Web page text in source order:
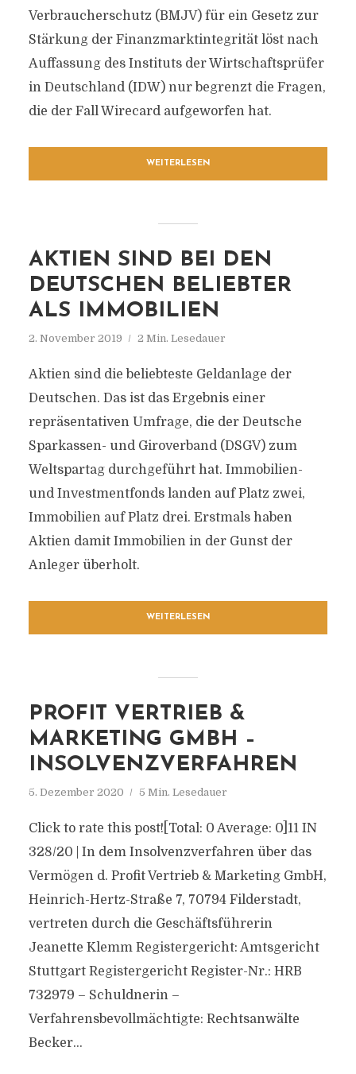
Verbraucherschutz (BMJV) für ein Gesetz zur
Stärkung der Finanzmarktintegrität löst nach
Auffassung des Instituts der Wirtschaftsprüfer
in Deutschland (IDW) nur begrenzt die Fragen,
die der Fall Wirecard aufgeworfen hat.
WEITERLESEN
AKTIEN SIND BEI DEN
DEUTSCHEN BELIEBTER
ALS IMMOBILIEN
2. November 2019 2 Min. Lesedauer
Aktien sind die beliebteste Geldanlage der
Deutschen. Das ist das Ergebnis einer
repräsentativen Umfrage, die der Deutsche
Sparkassen- und Giroverband (DSGV) zum
Weltspartag durchgeführt hat. Immobilien-
und Investmentfonds landen auf Platz zwei,
Immobilien auf Platz drei. Erstmals haben
Aktien damit Immobilien in der Gunst der
Anleger überholt.
WEITERLESEN
PROFIT VERTRIEB &
MARKETING GMBH –
INSOLVENZVERFAHREN
5. Dezember 2020 5 Min. Lesedauer
Click to rate this post![Total: 0 Average: 0]11 IN
328/20 | In dem Insolvenzverfahren über das
Vermögen d. Profit Vertrieb & Marketing GmbH,
Heinrich-Hertz-Straße 7, 70794 Filderstadt,
vertreten durch die Geschäftsführerin
Jeanette Klemm Registergericht: Amtsgericht
Stuttgart Registergericht Register-Nr.: HRB
732979 – Schuldnerin –
Verfahrensbevollmächtigte: Rechtsanwälte
Becker...